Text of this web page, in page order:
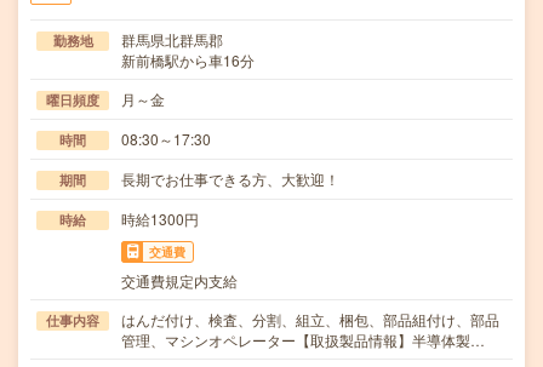
勤務地
群馬県北群馬郡
新前橋駅から車16分
曜日頻度 月～金
時間 08:30～17:30
期間 長期でお仕事できる方、大歓迎！
時給 時給1300円
交通費
交通費規定内支給
仕事内容
はんだ付け、検査、分割、組立、梱包、部品組付け、部品
管理、マシンオペレーター【取扱製品情報】半導体製…